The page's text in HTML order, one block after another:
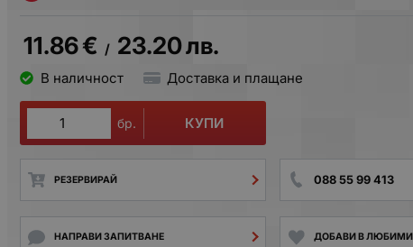
11.86€ / 23.20лв.
В наличност Доставка и плащане
бр. КУПИ
РЕЗЕРВИРАЙ 088 55 99 413
НАПРАВИ ЗАПИТВАНЕ ДОБАВИ В ЛЮБИМИ